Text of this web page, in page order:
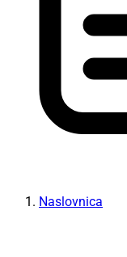
Naslovnica